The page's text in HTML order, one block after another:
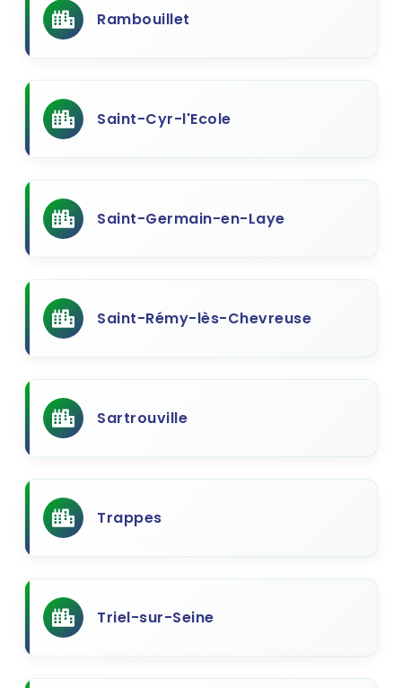
Rambouillet
Saint-Cyr-l'Ecole
Saint-Germain-en-Laye
Saint-Rémy-lès-Chevreuse
Sartrouville
Trappes
Triel-sur-Seine